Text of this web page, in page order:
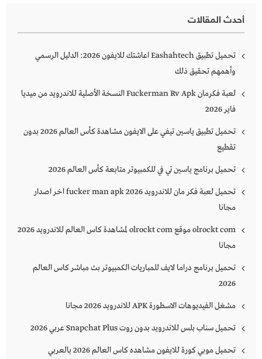
أحدث المقالات
تحميل تطبيق Eashahtech اعاشتك للايفون 2026: الدليل الرسمي
وأهمهم تحقيق ذلك
لعبة فكرمان Fuckerman Rv Apk النسخة الأصلية للاندرويد من ميديا
فاير 2026
تحميل تطبيق ياسين تيفي على الايفون مشاهدة كأس العالم 2026 بدون
تقطيع
تحميل برنامج ياسين تي في للكمبيوتر متابعة كأس العالم 2026
تحميل لعبة فكر مان للاندرويد 2026 fucker man apk اخر اصدار
مجانا
olrockt com موقع olrockt com لمشاهدة كاس العالم للاندرويد 2026
مجانا
تحميل برنامج دراما لايف للمباريات الكمبيوتر بث مباشر كاس العالم
2026
مشغل الفيديوهات الاسطورة APK للاندرويد 2026 مجانا
تحميل سناب بلس للاندرويد بدون روت Snapchat Plus‏ عربي 2026
تحميل موبي كورة للايفون مشاهده كاس العالم 2026 بالعربي